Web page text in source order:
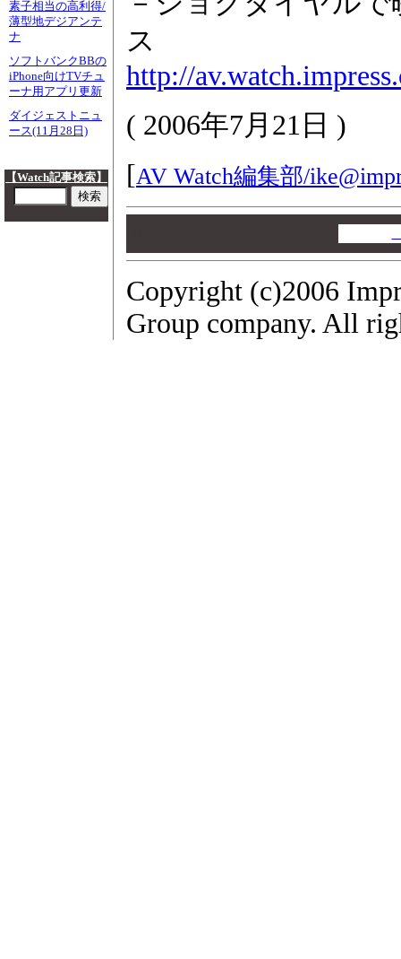
素子相当の高利得/
薄型地デジアンテ
ナ
ソフトバンクBBの
iPhone向けTVチュ
ーナ用アプリ更新
ダイジェストニュ
ース(11月28日)
【Watch記事検索】
ス
http://
( 2006年7月21日 )
[AV Watch編集部/
Copyright (c)2006
Group company. All